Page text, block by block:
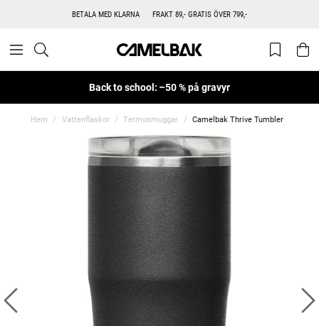
BETALA MED KLARNA FRAKT 89,- GRATIS ÖVER 799,-
Back to school: –50 % på gravyr
Hem Vattenflaskor Termosmuggar Camelbak Thrive Tumbler